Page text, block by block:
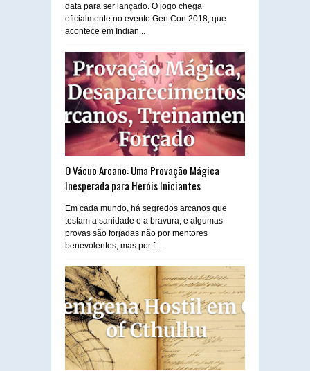
data para ser lançado. O jogo chega
oficialmente no evento Gen Con 2018, que
acontece em Indian...
O Vácuo Arcano: Uma Provação Mágica
Inesperada para Heróis Iniciantes
Em cada mundo, há segredos arcanos que
testam a sanidade e a bravura, e algumas
provas são forjadas não por mentores
benevolentes, mas por f...